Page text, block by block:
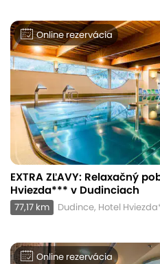
Online rezervácia
EXTRA ZĽAVY: Relaxačný
Hviezda*** v Dudinciach
77,17 km Dudince, Hotel
Online rezervácia